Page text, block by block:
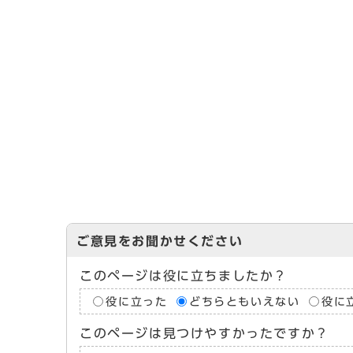
ご意見をお聞かせください
このページは役に立ちましたか？
役に立った どちらともいえない 役に
このページは見つけやすかったですか？